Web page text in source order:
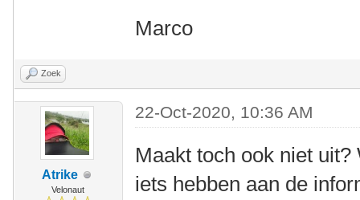
Marco
Zoek
Atrike
Velonaut
22-Oct-2020, 10:36 AM
Maakt toch ook niet
iets hebben aan de